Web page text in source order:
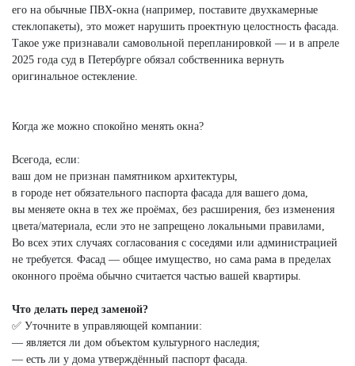
его на обычные ПВХ-окна (например, поставите двухкамерные
стеклопакеты), это может нарушить проектную целостность фасада.
Такое уже признавали самовольной перепланировкой — и в апреле
2025 года суд в Петербурге обязал собственника вернуть
оригинальное остекление.
Когда же можно спокойно менять окна?
Всегода, если:
ваш дом не признан памятником архитектуры,
в городе нет обязательного паспорта фасада для вашего дома,
вы меняете окна в тех же проёмах, без расширения, без изменения
цвета/материала, если это не запрещено локальными правилами,
Во всех этих случаях согласования с соседями или администрацией
не требуется. Фасад — общее имущество, но сама рама в пределах
оконного проёма обычно считается частью вашей квартиры.
Что делать перед заменой?
✅ Уточните в управляющей компании:
— является ли дом объектом культурного наследия;
— есть ли у дома утверждённый паспорт фасада.